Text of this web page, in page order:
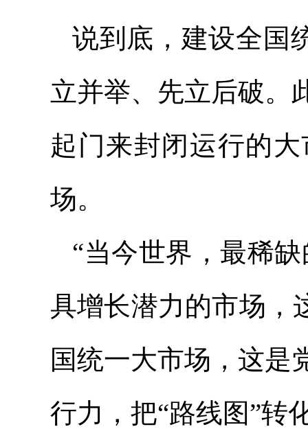
说到底，建设全国
立并举、先立后破。
起门来封闭运行的
场。
“当今世界，最稀
具增长潜力的市场，
国统一大市场，这是
行力，把“路线图”转